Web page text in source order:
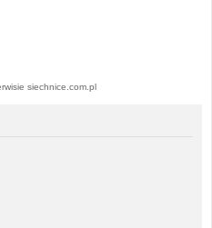
siechnice.com.pl